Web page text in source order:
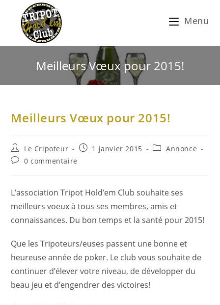
Menu
Meilleurs Vœux pour 2015!
Meilleurs Vœux pour 2015!
Le Cripoteur 1 janvier 2015
Annonce
0 commentaire
L’association Tripot Hold’em Club souhaite ses
meilleurs voeux à tous ses membres, amis et
connaissances. Du bon temps et la santé pour 2015!
Que les Tripoteurs/euses passent une bonne et
heureuse année de poker. Le club vous souhaite de
continuer d’élever votre niveau, de développer du
beau jeu et d’engendrer des victoires!